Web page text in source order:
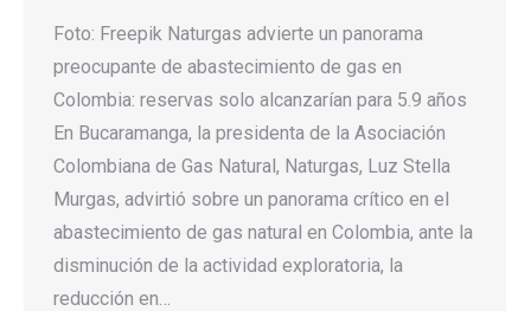
Foto: Freepik Naturgas advierte un panorama
preocupante de abastecimiento de gas en
Colombia: reservas solo alcanzarían para 5.9 años
En Bucaramanga, la presidenta de la Asociación
Colombiana de Gas Natural, Naturgas, Luz Stella
Murgas, advirtió sobre un panorama crítico en el
abastecimiento de gas natural en Colombia, ante la
disminución de la actividad exploratoria, la
reducción en…